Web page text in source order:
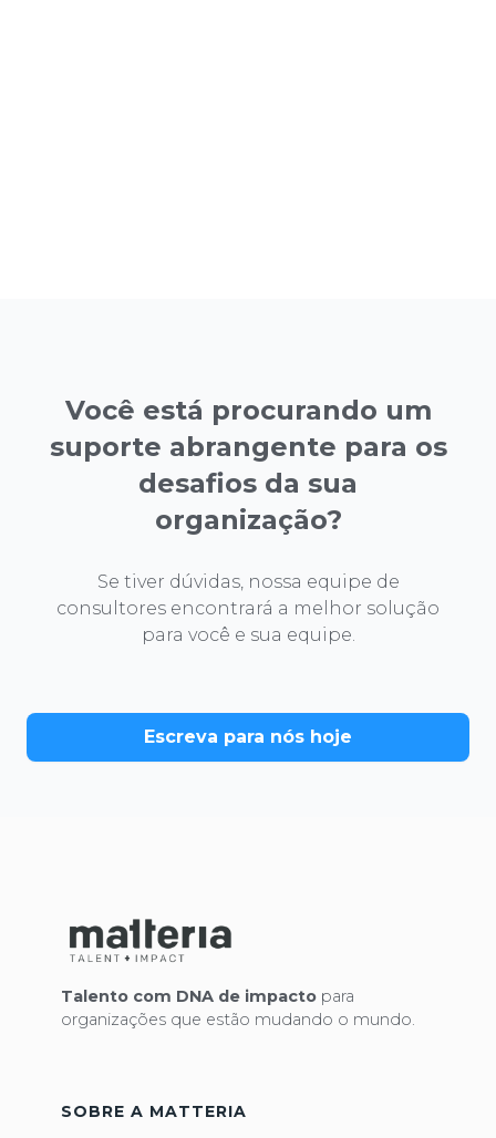
Você está procurando um
suporte abrangente para os
desafios da sua
organização?
Se tiver dúvidas, nossa equipe de
consultores encontrará a melhor solução
para você e sua equipe.
Escreva para nós hoje
Talento com DNA de impacto para
organizações que estão mudando o mundo.
SOBRE A MATTERIA